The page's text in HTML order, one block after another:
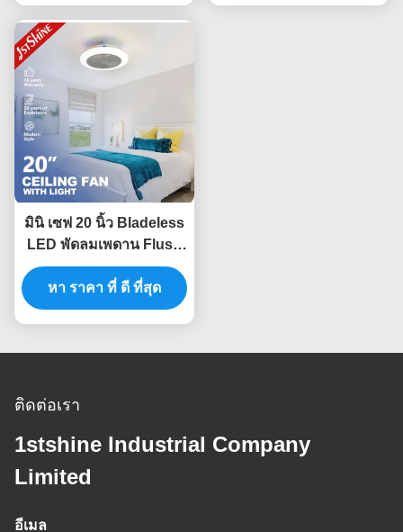
มินิ เซฟ 20 นิ้ว Bladeless
LED พัดลมเพดาน Flush
Mount กับ RGB ไฟ DC
มอเตอร์
หา ราคา ที่ ดี ที่สุด
ติดต่อเรา
1stshine Industrial Company
Limited
อีเมล